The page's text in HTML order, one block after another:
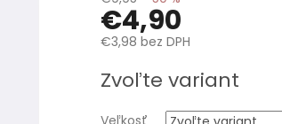
€4,90
€3,98 bez DPH
cena:
Zvoľte variant